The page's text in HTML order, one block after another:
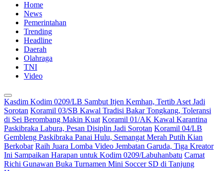
Home
News
Pemerintahan
Trending
Headline
Daerah
Olahraga
TNI
Video
Kasdim Kodim 0209/LB Sambut Itjen Kemhan, Tertib Aset Jadi
Sorotan Koramil 03/SB Kawal Tradisi Bakar Tongkang, Toleransi
di Sei Berombang Makin Kuat Koramil 01/AK Kawal Karantina
Paskibraka Labura, Pesan Disiplin Jadi Sorotan Koramil 04/LB
Gembleng Paskibraka Panai Hulu, Semangat Merah Putih Kian
Berkobar Raih Juara Lomba Video Jembatan Garuda, Tiga Kreator
Ini Sampaikan Harapan untuk Kodim 0209/Labuhanbatu Camat
Richi Gunawan Buka Turnamen Mini Soccer SD di Tanjung